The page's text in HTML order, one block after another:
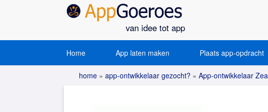
van idee tot app
Home App laten maken Plaats app-opdracht
home » app-ontwikkelaar gezocht? » App-ontwikkelaar